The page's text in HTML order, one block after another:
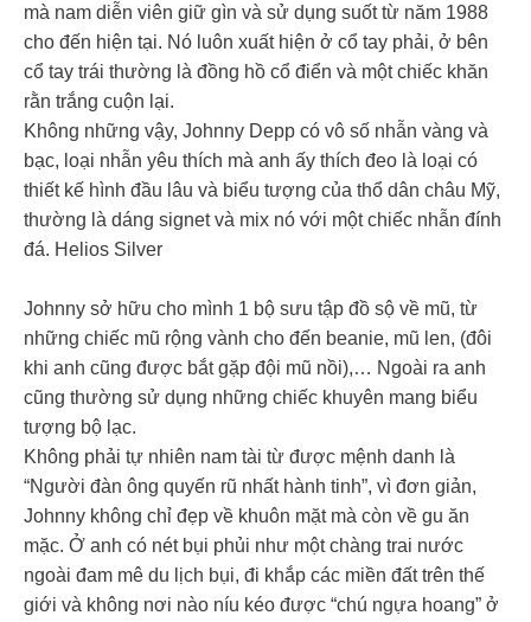
mà nam diễn viên giữ gìn và sử dụng suốt từ năm 1988
cho đến hiện tại. Nó luôn xuất hiện ở cổ tay phải, ở bên
cổ tay trái thường là đồng hồ cổ điển và một chiếc khăn
rằn trắng cuộn lại.
Không những vậy, Johnny Depp có vô số nhẫn vàng và
bạc, loại nhẫn yêu thích mà anh ấy thích đeo là loại có
thiết kế hình đầu lâu và biểu tượng của thổ dân châu Mỹ,
thường là dáng signet và mix nó với một chiếc nhẫn đính
đá. Helios Silver
Johnny sở hữu cho mình 1 bộ sưu tập đồ sộ về mũ, từ
những chiếc mũ rộng vành cho đến beanie, mũ len, (đôi
khi anh cũng được bắt gặp đội mũ nồi),… Ngoài ra anh
cũng thường sử dụng những chiếc khuyên mang biểu
tượng bộ lạc.
Không phải tự nhiên nam tài từ được mệnh danh là
“Người đàn ông quyến rũ nhất hành tinh”, vì đơn giản,
Johnny không chỉ đẹp về khuôn mặt mà còn về gu ăn
mặc. Ở anh có nét bụi phủi như một chàng trai nước
ngoài đam mê du lịch bụi, đi khắp các miền đất trên thế
giới và không nơi nào níu kéo được “chú ngựa hoang” ở